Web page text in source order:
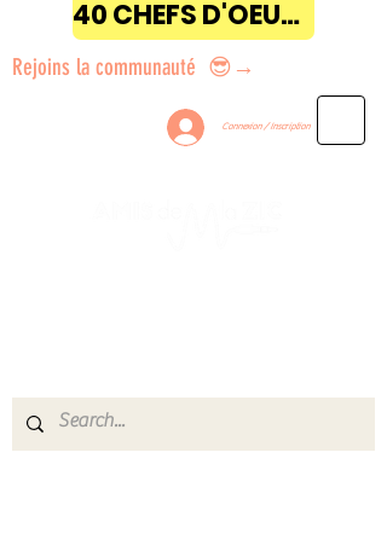
40 CHEFS D'OEUVRE
Rejoins la communauté 😎→
Connexion / Inscription